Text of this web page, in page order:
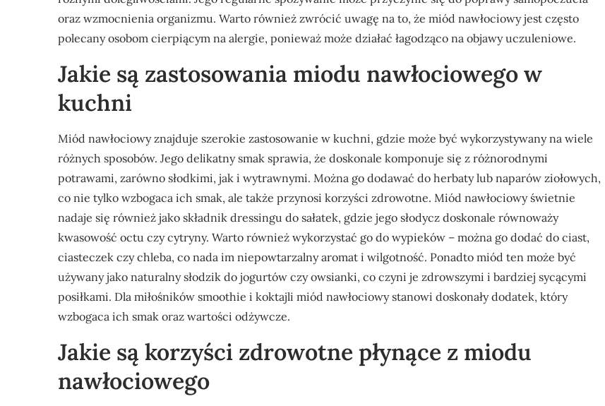
oraz wzmocnienia organizmu. Warto również zwrócić uwagę na to, że miód nawłociowy jest często
polecany osobom cierpiącym na alergie, ponieważ może działać łagodząco na objawy uczuleniowe.
Jakie są zastosowania miodu nawłociowego w
kuchni
Miód nawłociowy znajduje szerokie zastosowanie w kuchni, gdzie może być wykorzystywany na wiele
różnych sposobów. Jego delikatny smak sprawia, że doskonale komponuje się z różnorodnymi
potrawami, zarówno słodkimi, jak i wytrawnymi. Można go dodawać do herbaty lub naparów ziołowych,
co nie tylko wzbogaca ich smak, ale także przynosi korzyści zdrowotne. Miód nawłociowy świetnie
nadaje się również jako składnik dressingu do sałatek, gdzie jego słodycz doskonale równoważy
kwasowość octu czy cytryny. Warto również wykorzystać go do wypieków – można go dodać do ciast,
ciasteczek czy chleba, co nada im niepowtarzalny aromat i wilgotność. Ponadto miód ten może być
używany jako naturalny słodzik do jogurtów czy owsianki, co czyni je zdrowszymi i bardziej sycącymi
posiłkami. Dla miłośników smoothie i koktajli miód nawłociowy stanowi doskonały dodatek, który
wzbogaca ich smak oraz wartości odżywcze.
Jakie są korzyści zdrowotne płynące z miodu
nawłociowego